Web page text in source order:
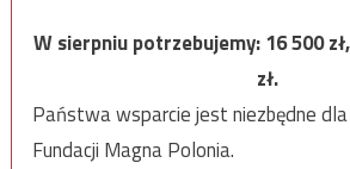
W sierpniu potrzebujemy:16 500
zł.
Państwa wsparcie jest niezbędne
Fundacji Magna Polonia.